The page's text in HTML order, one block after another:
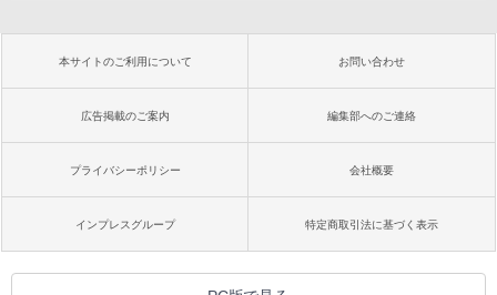
本サイトのご利用について お問い合わせ
広告掲載のご案内 編集部へのご連絡
プライバシーポリシー 会社概要
インプレスグループ 特定商取引法に基づく表示